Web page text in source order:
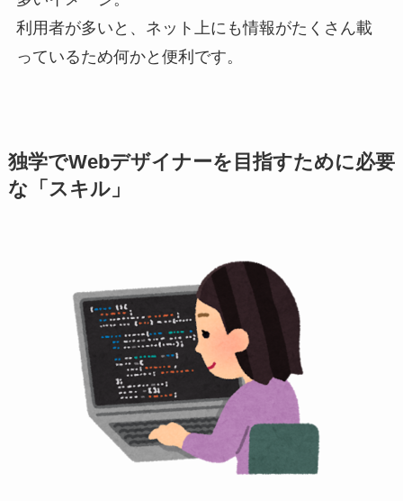
利用者が多いと、ネット上にも情報がたくさん載
っているため何かと便利です。
独学でWebデザイナーを目指すために必要
な「スキル」